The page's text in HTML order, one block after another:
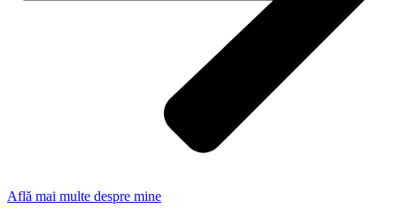
Află mai multe despre mine